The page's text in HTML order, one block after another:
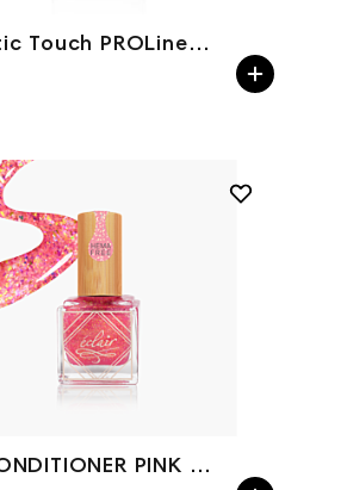
Magnetic Touch PROLine Cuticle Oil 15ml
NAIL CONDITIONER PINK OCEAN 10ml